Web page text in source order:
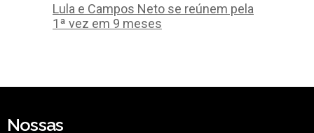
Lula e Campos Neto se reúnem pela
1ª vez em 9 meses
Nossas